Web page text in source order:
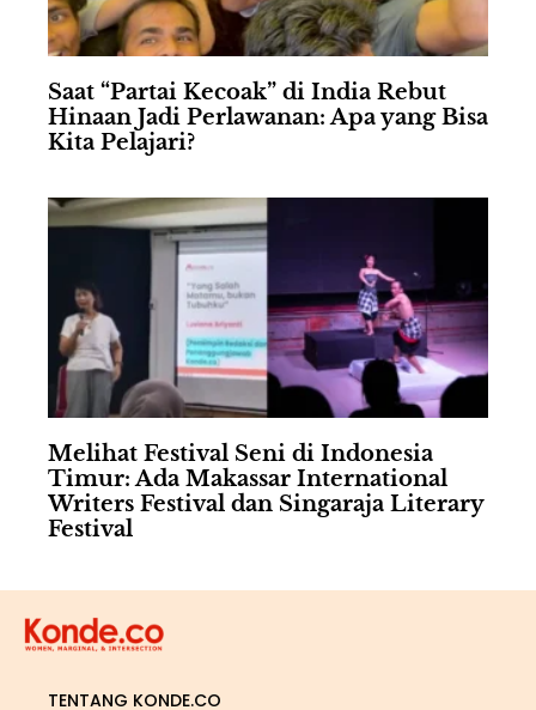
Saat “Partai Kecoak” di India Rebut
Hinaan Jadi Perlawanan: Apa yang Bisa
Kita Pelajari?
Melihat Festival Seni di Indonesia
Timur: Ada Makassar International
Writers Festival dan Singaraja Literary
Festival
TENTANG KONDE.CO